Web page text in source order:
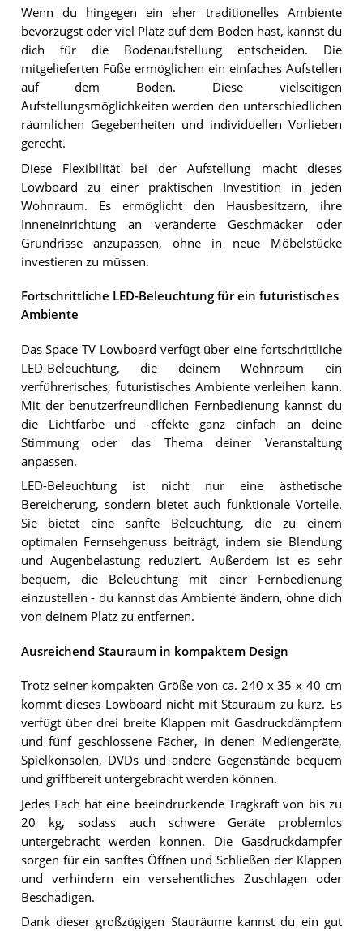
Wenn du hingegen ein eher traditionelles Ambiente
bevorzugst oder viel Platz auf dem Boden hast, kannst du
dich für die Bodenaufstellung entscheiden. Die
mitgelieferten Füße ermöglichen ein einfaches Aufstellen
auf dem Boden. Diese vielseitigen
Aufstellungsmöglichkeiten werden den unterschiedlichen
räumlichen Gegebenheiten und individuellen Vorlieben
gerecht.
Diese Flexibilität bei der Aufstellung macht dieses
Lowboard zu einer praktischen Investition in jeden
Wohnraum. Es ermöglicht den Hausbesitzern, ihre
Inneneinrichtung an veränderte Geschmäcker oder
Grundrisse anzupassen, ohne in neue Möbelstücke
investieren zu müssen.
Fortschrittliche LED-Beleuchtung für ein futuristisches
Ambiente
Das Space TV Lowboard verfügt über eine fortschrittliche
LED-Beleuchtung, die deinem Wohnraum ein
verführerisches, futuristisches Ambiente verleihen kann.
Mit der benutzerfreundlichen Fernbedienung kannst du
die Lichtfarbe und -effekte ganz einfach an deine
Stimmung oder das Thema deiner Veranstaltung
anpassen.
LED-Beleuchtung ist nicht nur eine ästhetische
Bereicherung, sondern bietet auch funktionale Vorteile.
Sie bietet eine sanfte Beleuchtung, die zu einem
optimalen Fernsehgenuss beiträgt, indem sie Blendung
und Augenbelastung reduziert. Außerdem ist es sehr
bequem, die Beleuchtung mit einer Fernbedienung
einzustellen - du kannst das Ambiente ändern, ohne dich
von deinem Platz zu entfernen.
Ausreichend Stauraum in kompaktem Design
Trotz seiner kompakten Größe von ca. 240 x 35 x 40 cm
kommt dieses Lowboard nicht mit Stauraum zu kurz. Es
verfügt über drei breite Klappen mit Gasdruckdämpfern
und fünf geschlossene Fächer, in denen Mediengeräte,
Spielkonsolen, DVDs und andere Gegenstände bequem
und griffbereit untergebracht werden können.
Jedes Fach hat eine beeindruckende Tragkraft von bis zu
20 kg, sodass auch schwere Geräte problemlos
untergebracht werden können. Die Gasdruckdämpfer
sorgen für ein sanftes Öffnen und Schließen der Klappen
und verhindern ein versehentliches Zuschlagen oder
Beschädigen.
Dank dieser großzügigen Stauräume kannst du ein gut